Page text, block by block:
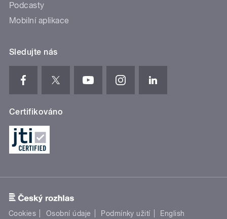
Podcasty
Mobilní aplikace
Sledujte nás
Certifikováno
Cookies Osobní údaje Podmínky užití English